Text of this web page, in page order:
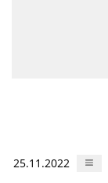
25.11.2022